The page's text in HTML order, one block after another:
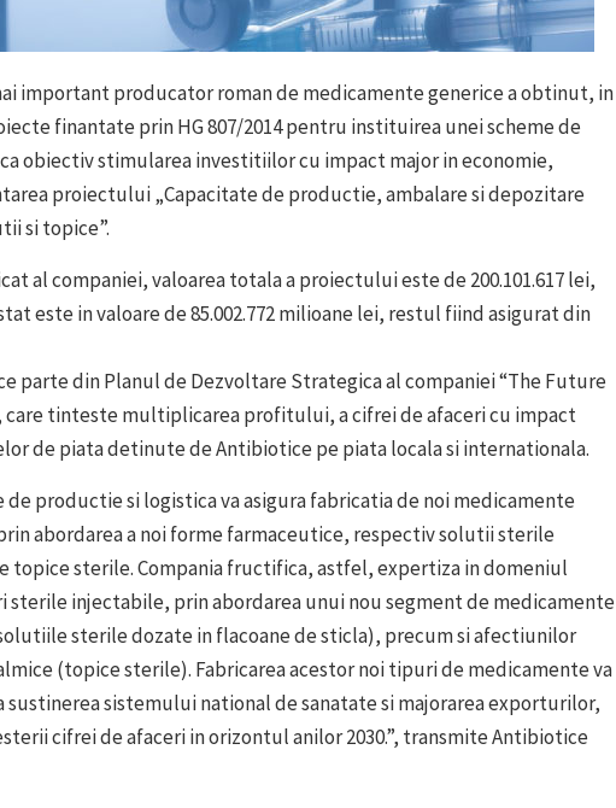
important producator roman de medicamente generice a obtinut, in
finantate prin HG 807/2014 pentru instituirea unei scheme de
obiectiv stimularea investitiilor cu impact major in economie,
proiectului „Capacitate de productie, ambalare si depozitare
si topice”.
al companiei, valoarea totala a proiectului este de 200.101.617 lei,
este in valoare de 85.002.772 milioane lei, restul fiind asigurat din
parte din Planul de Dezvoltare Strategica al companiei “The Future
care tinteste multiplicarea profitului, a cifrei de afaceri cu impact
de piata detinute de Antibiotice pe piata locala si internationala.
de productie si logistica va asigura fabricatia de noi medicamente
abordarea a noi forme farmaceutice, respectiv solutii sterile
topice sterile. Compania fructifica, astfel, expertiza in domeniul
injectabile, prin abordarea unui nou segment de medicamente
sterile dozate in flacoane de sticla), precum si afectiunilor
(topice sterile). Fabricarea acestor noi tipuri de medicamente va
sistemului national de sanatate si majorarea exporturilor,
cifrei de afaceri in orizontul anilor 2030.”, transmite Antibiotice